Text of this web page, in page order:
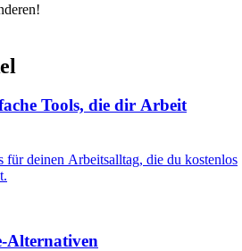
Tools, die dir Arbeit
für deinen Arbeitsalltag, die du kostenlos
Alternativen